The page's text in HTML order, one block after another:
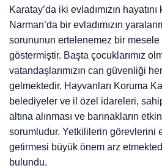
Karatay’da iki evladımızın
Narman’da bir evladımızın
sorununun ertelenemez bir
göstermiştir. Başta çocuklarımız
vatandaşlarımızın can güvenliği
gelmektedir. Hayvanları Koruma
belediyeler ve il özel idareleri,
altına alınması ve barınakların
sorumludur. Yetkililerin görevlerini
getirmesi büyük önem arz
bulundu.